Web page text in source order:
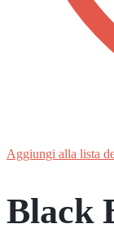
Aggiungi alla lista
Black